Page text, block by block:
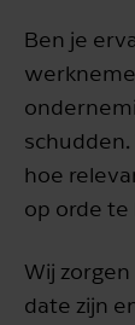
Ben je
hoe
op orde te
Wij
date zijn